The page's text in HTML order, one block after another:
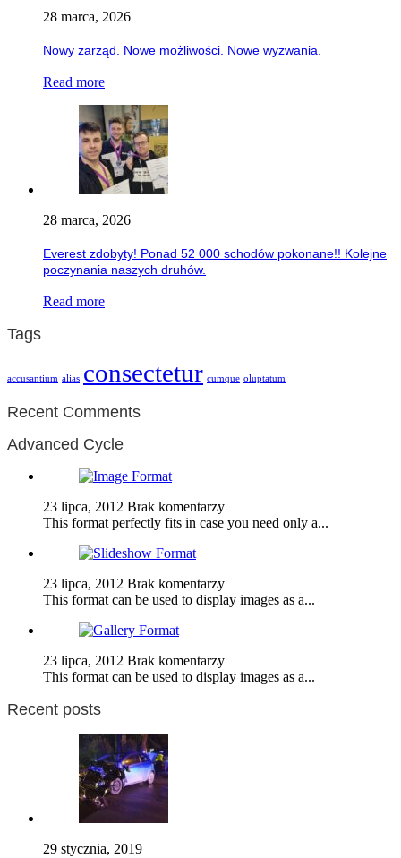
28 marca, 2026
Nowy zarząd. Nowe możliwości. Nowe wyzwania.
Read more
28 marca, 2026
Everest zdobyty! Ponad 52 000 schodów pokonane!! Kolejne
poczynania naszych druhów.
Read more
Tags
accusantium alias consectetur cumque oluptatum
Recent Comments
Advanced Cycle
23 lipca, 2012 Brak komentarzy
This format perfectly fits in case you need only a...
23 lipca, 2012 Brak komentarzy
This format can be used to display images as a...
23 lipca, 2012 Brak komentarzy
This format can be used to display images as a...
Recent posts
29 stycznia, 2019